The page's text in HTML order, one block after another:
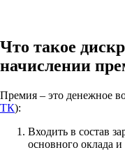
Что такое
начислении
Премия – это денежное
ТК):
Входить в состав
основного оклада